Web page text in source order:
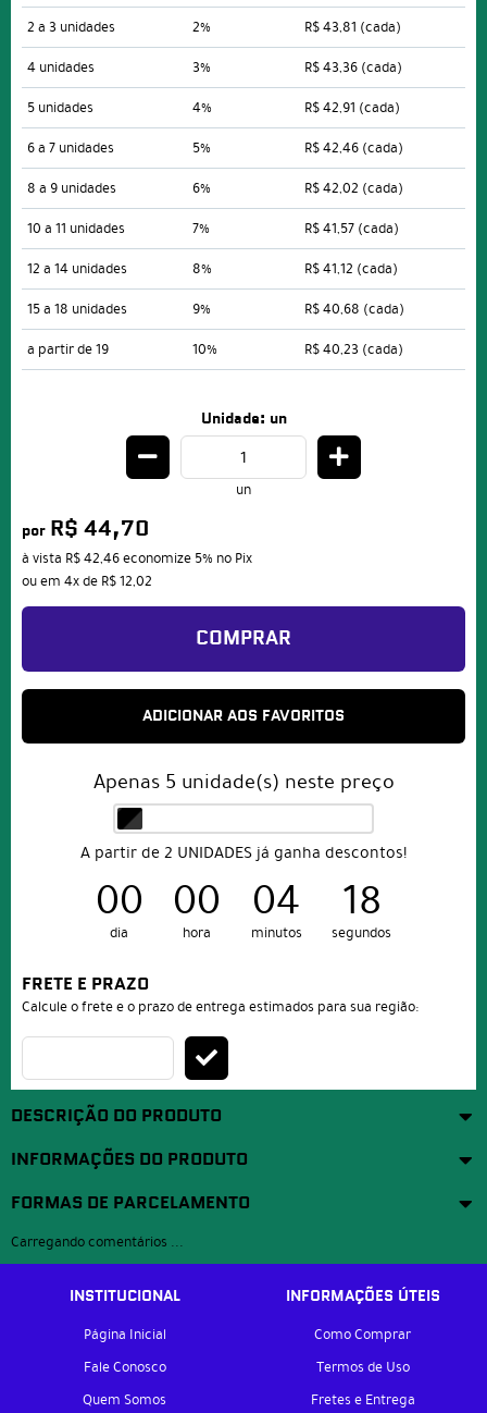
2 a 3 unidades
2% R$ 43,81 (cada)
4 unidades
3% R$ 43,36 (cada)
5 unidades
4% R$ 42,91 (cada)
6 a 7 unidades
5% R$ 42,46 (cada)
8 a 9 unidades
6% R$ 42,02 (cada)
10 a 11 unidades
7% R$ 41,57 (cada)
12 a 14 unidades
8% R$ 41,12 (cada)
15 a 18 unidades
9% R$ 40,68 (cada)
a partir de 19
10% R$ 40,23 (cada)
Unidade: un
un
por R$ 44,70
à vista R$ 42,46economize 5% no Pix
ou em 4xde R$ 12,02
COMPRAR
ADICIONAR AOS FAVORITOS
Apenas 5 unidade(s) neste preço
A partir de 2 UNIDADES já ganha descontos!
00
dia
00
hora
04
minutos
18
segundos
FRETE E PRAZO
Calcule o frete e o prazo de entrega estimados para sua região:
DESCRIÇÃO DO PRODUTO
INFORMAÇÕES DO PRODUTO
FORMAS DE PARCELAMENTO
Carregando comentários ...
INSTITUCIONAL
Página Inicial
Fale Conosco
Quem Somos
INFORMAÇÕES ÚTEIS
Como Comprar
Termos de Uso
Fretes e Entrega